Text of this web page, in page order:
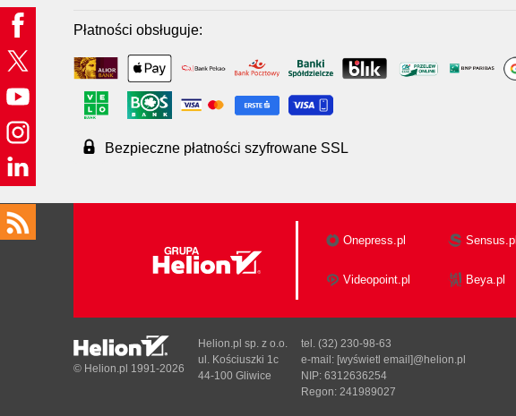
Płatności obsługuje:
Bezpieczne płatności szyfrowane SSL
Onepress.pl Sensus.pl
Videopoint.pl Beya.pl
© Helion.pl 1991-2026
Helion.pl sp. z o.o.
ul. Kościuszki 1c
44-100 Gliwice
tel. (32) 230-98-63
e-mail: [wyświetl email]@helion.pl
NIP: 6312636254
Regon: 241989027